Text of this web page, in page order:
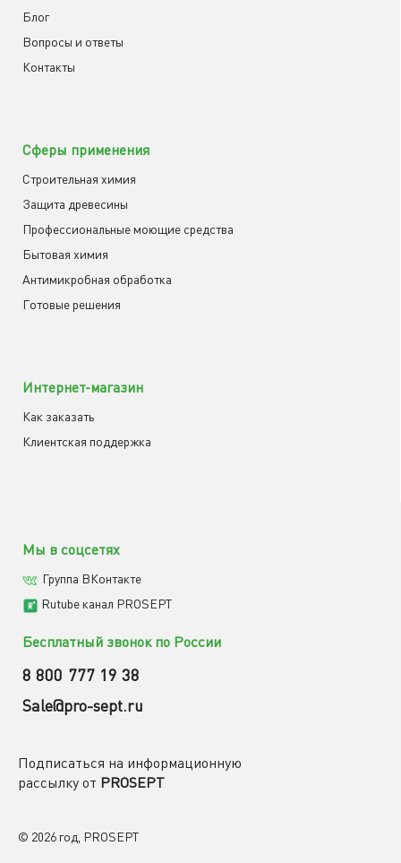
Блог
Вопросы и ответы
Контакты
Сферы применения
Строительная химия
Защита древесины
Профессиональные моющие средства
Бытовая химия
Антимикробная обработка
Готовые решения
Интернет-магазин
Как заказать
Клиентская поддержка
Мы в соцсетях
Группа ВКонтакте
Rutube канал PROSEPT
Бесплатный звонок по России
8 800 777 19 38
Sale@pro-sept.ru
Подписаться на информационную
рассылку от PROSEPT
© 2026 год, PROSEPT